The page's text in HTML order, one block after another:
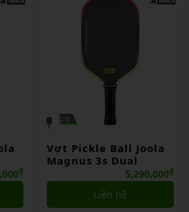
₫
Vợt Pickle Ball Joola
Magnus 3s Dual
5,290,000₫
Liên hệ